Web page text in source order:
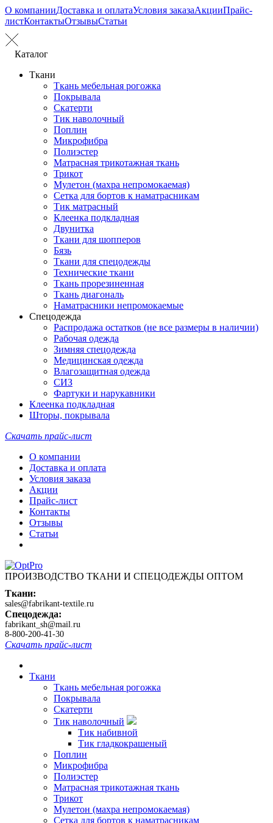
О компанииДоставка и оплатаУсловия заказаАкцииПрайс-
листКонтактыОтзывыСтатьи
Каталог
Ткани
Ткань мебельная рогожка
Покрывала
Скатерти
Тик наволочный
Поплин
Микрофибра
Полиэстер
Матрасная трикотажная ткань
Трикот
Мулетон (махра непромокаемая)
Сетка для бортов к наматрасникам
Тик матрасный
Клеенка подкладная
Двунитка
Ткани для шопперов
Бязь
Ткани для спецодежды
Технические ткани
Ткань прорезиненная
Ткань диагональ
Наматрасники непромокаемые
Спецодежда
Распродажа остатков (не все размеры в наличии)
Рабочая одежда
Зимняя спецодежда
Медицинская одежда
Влагозащитная одежда
СИЗ
Фартуки и нарукавники
Клеенка подкладная
Шторы, покрывала
Скачать прайс-лист
О компании
Доставка и оплата
Условия заказа
Акции
Прайс-лист
Контакты
Отзывы
Статьи
ПРОИЗВОДСТВО ТКАНИ И СПЕЦОДЕЖДЫ ОПТОМ
Ткани:
sales@fabrikant-textile.ru
Спецодежда:
fabrikant_sh@mail.ru
8-800-200-41-30
Скачать прайс-лист
Ткани
Ткань мебельная рогожка
Покрывала
Скатерти
Тик наволочный
Тик набивной
Тик гладкокрашеный
Поплин
Микрофибра
Полиэстер
Матрасная трикотажная ткань
Трикот
Мулетон (махра непромокаемая)
Сетка для бортов к наматрасникам